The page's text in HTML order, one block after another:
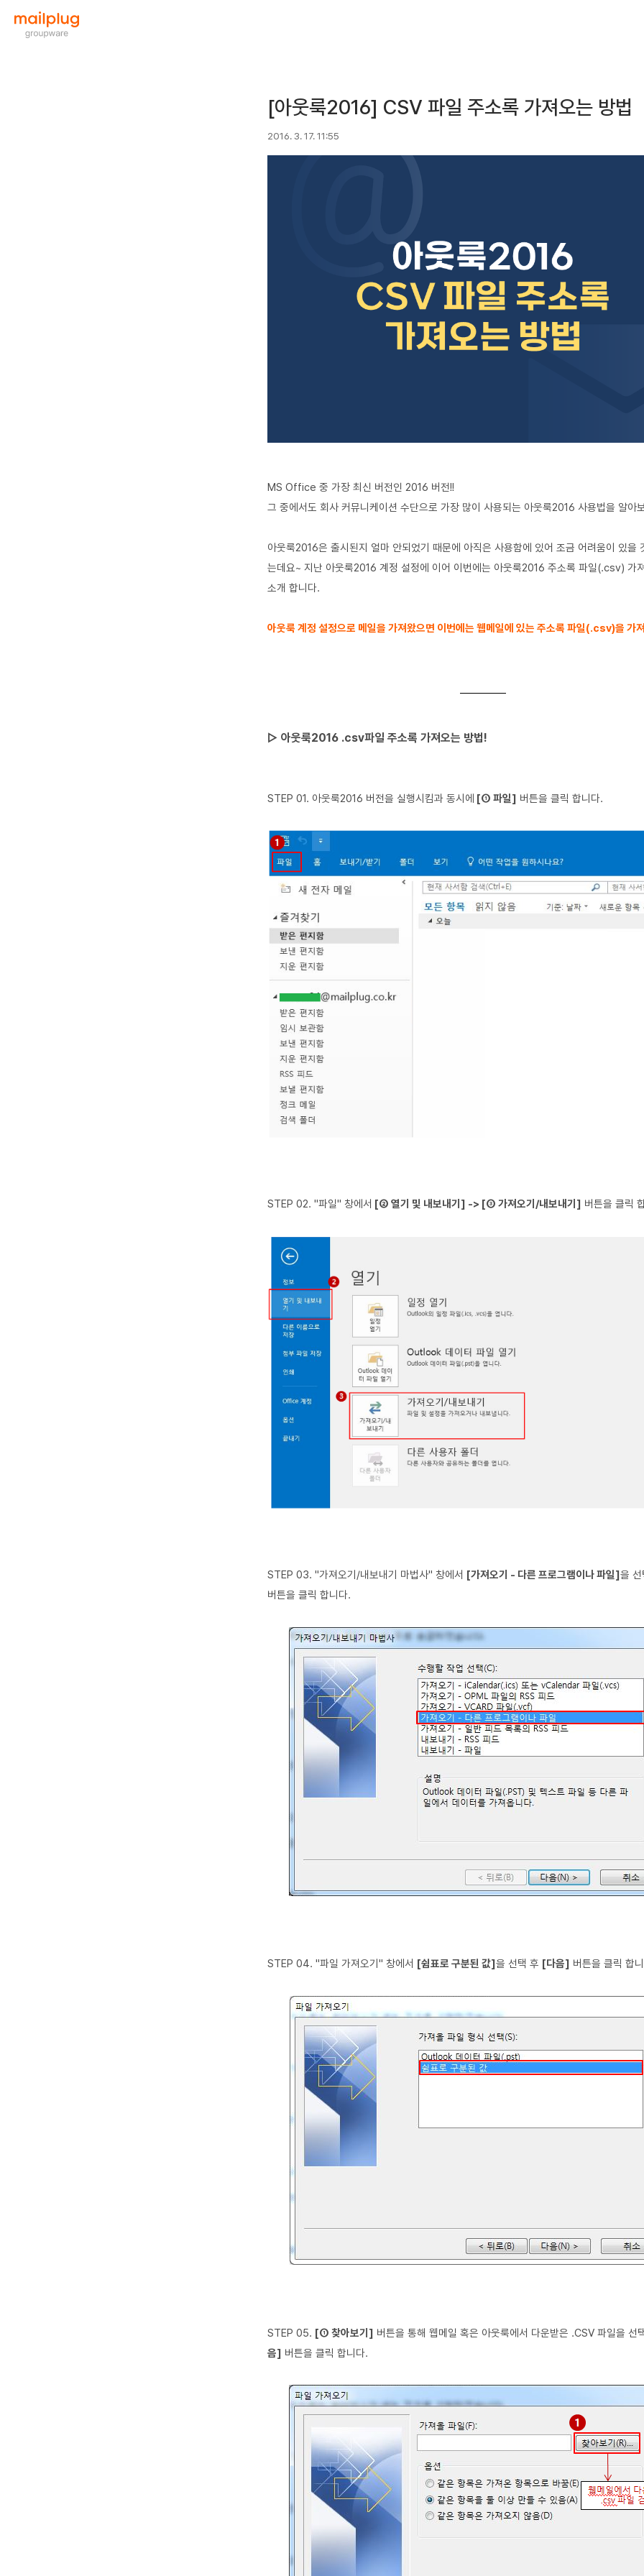
[아웃룩2016] CSV 파일 주소록 가져오는 방법
2016. 3. 17. 11:55
MS Office 중 가장 최신 버전인 2016 버전!!
그 중에서도 회사 커뮤니케이션 수단으로 가장 많이 사용되는 아웃룩2016 사용법을 알아
아웃룩2016은 출시된지 얼마 안되었기 때문에 아직은 사용함에 있어 조금 어려움이 있을
는데요~ 지난 아웃룩2016 계정 설정에 이어 이번에는 아웃룩2016 주소록 파일(.csv) 가
소개 합니다.
아웃룩 계정 설정으로 메일을 가져왔으면 이번에는 웹메일에 있는 주소록 파일(.csv)을 가
▷ 아웃룩2016 .csv파일 주소록 가져오는 방법!
STEP 01. 아웃룩2016 버전을 실행시킴과 동시에 [① 파일] 버튼을 클릭 합니다.
STEP 02. "파일" 창에서 [② 열기 및 내보내기] -> [③ 가져오기/내보내기] 버튼을 클릭
STEP 03. "가져오기/내보내기 마법사" 창에서 [가져오기 - 다른 프로그램이나 파일]을
버튼을 클릭 합니다.
STEP 04. "파일 가져오기" 창에서 [쉼표로 구분된 값]을 선택 후 [다음] 버튼을 클릭 합
STEP 05. [① 찾아보기] 버튼을 통해 웹메일 혹은 아웃룩에서 다운받은 .CSV 파일을 선
음] 버튼을 클릭 합니다.